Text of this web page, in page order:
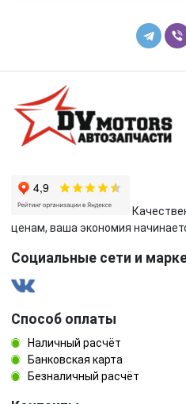
ценам, ваша экономия
Социальные сети и
Способ оплаты
Наличный расчёт
Банковская карта
Безналичный расчёт